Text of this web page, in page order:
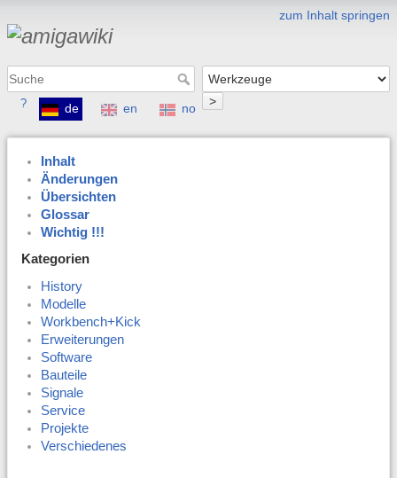
zum Inhalt springen
>
? de en no
Inhalt
Änderungen
Übersichten
Glossar
Wichtig !!!
Kategorien
History
Modelle
Workbench+Kick
Erweiterungen
Software
Bauteile
Signale
Service
Projekte
Verschiedenes